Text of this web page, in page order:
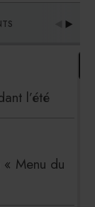
l’été
« Menu du